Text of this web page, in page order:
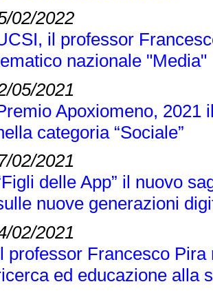
02/2022
il professor
nazionale "Media"
05/2021
Apoxiomeno, 2021
categoria “Sociale”
02/2021
delle App” il nuovo
nuove generazioni
02/2021
professor Francesco
ed educazione alla